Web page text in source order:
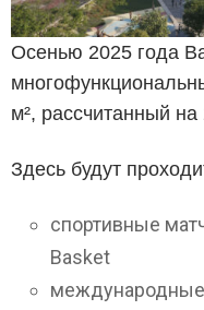
Осенью 2025 года
м², рассчитанный
Здесь будут
спортивные
Basket